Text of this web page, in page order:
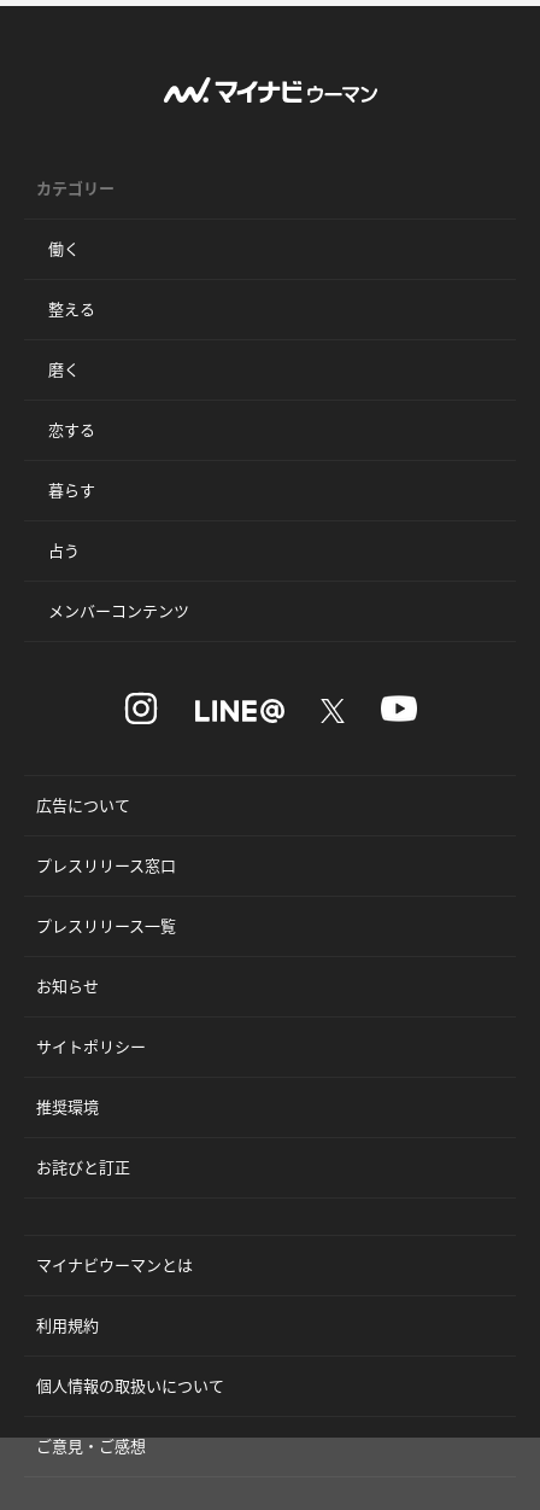
カテゴリー
働く
整える
磨く
恋する
暮らす
占う
メンバーコンテンツ
広告について
プレスリリース窓口
プレスリリース一覧
お知らせ
サイトポリシー
推奨環境
お詫びと訂正
マイナビウーマンとは
利用規約
個人情報の取扱いについて
ご意見・ご感想